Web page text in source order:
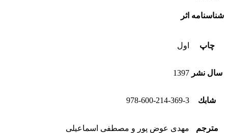
شناسنامه اثر
چاپ اول
سال نشر 1397
شابك 978-600-214-369-3
مترجم مهدی عوض پور و مصطفی اسماعیلی